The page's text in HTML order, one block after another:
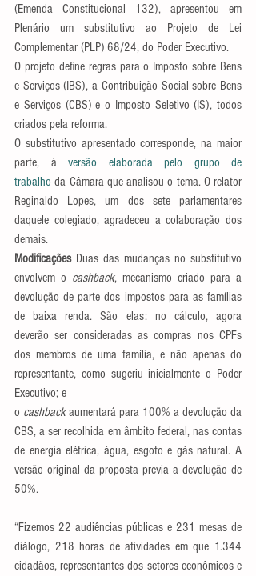
(Emenda Constitucional 132), apresentou em
Plenário um substitutivo ao Projeto de Lei
Complementar (PLP) 68/24, do Poder Executivo.
O projeto define regras para o Imposto sobre Bens
e Serviços (IBS), a Contribuição Social sobre Bens
e Serviços (CBS) e o Imposto Seletivo (IS), todos
criados pela reforma.
O substitutivo apresentado corresponde, na maior
parte, à versão elaborada pelo grupo de
trabalho da Câmara que analisou o tema. O relator
Reginaldo Lopes, um dos sete parlamentares
daquele colegiado, agradeceu a colaboração dos
demais.
Modificações Duas das mudanças no substitutivo
envolvem o cashback, mecanismo criado para a
devolução de parte dos impostos para as famílias
de baixa renda. São elas: no cálculo, agora
deverão ser consideradas as compras nos CPFs
dos membros de uma família, e não apenas do
representante, como sugeriu inicialmente o Poder
Executivo; e
o cashback aumentará para 100% a devolução da
CBS, a ser recolhida em âmbito federal, nas contas
de energia elétrica, água, esgoto e gás natural. A
versão original da proposta previa a devolução de
50%.
“Fizemos 22 audiências públicas e 231 mesas de
diálogo, 218 horas de atividades em que 1.344
cidadãos, representantes dos setores econômicos e